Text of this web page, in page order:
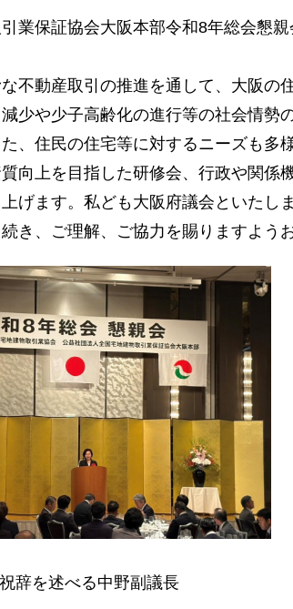
業保証協会大阪本部令和8年総会懇
不動産取引の推進を通して、大阪の
少や少子高齢化の進行等の社会情勢
、住民の住宅等に対するニーズも多
向上を目指した研修会、行政や関係
げます。私ども大阪府議会といたし
き、ご理解、ご協力を賜りますよう
祝辞を述べる中野副議長